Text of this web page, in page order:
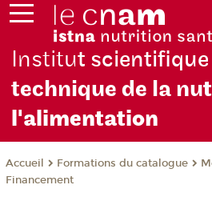
Institut scientifique
technique de la nu
l'alimentation
Accueil Formations du catalogue
Financement